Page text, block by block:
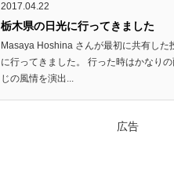
2017.04.22
栃木県の日光に行ってきました
Masaya Hoshina さんが最初に共有し
に行ってきました。 行った時はかなり
じの風情を演出...
広告